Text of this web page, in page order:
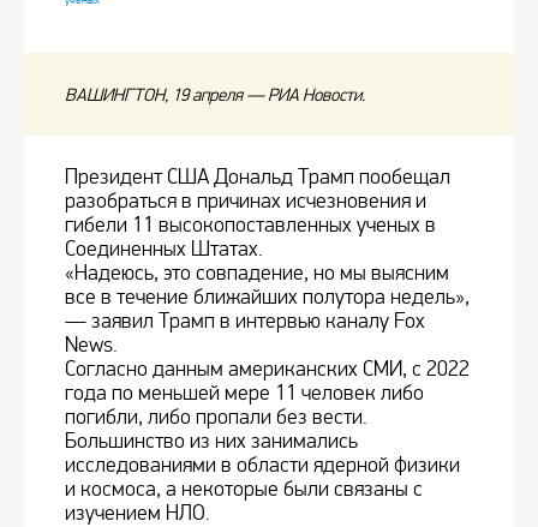
ВАШИНГТОН, 19 апреля — РИА Новости.
Президент США Дональд Трамп пообещал
разобраться в причинах исчезновения и
гибели 11 высокопоставленных ученых в
Соединенных Штатах.
«Надеюсь, это совпадение, но мы выясним
все в течение ближайших полутора недель»,
— заявил Трамп в интервью каналу Fox
News.
Согласно данным американских СМИ, с 2022
года по меньшей мере 11 человек либо
погибли, либо пропали без вести.
Большинство из них занимались
исследованиями в области ядерной физики
и космоса, а некоторые были связаны с
изучением НЛО.